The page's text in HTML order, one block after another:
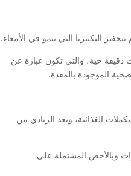
البكتيريا التي تنمو في الأمعاء.
دقيقة حية، والتي تكون عبارة عن
الموجودة بالمعدة.
الغذائية، ويعد الزبادي من
وبالأخص المشتملة على